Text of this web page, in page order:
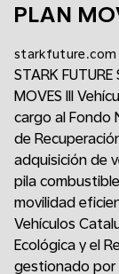
PLAN
starkfuture.com
STARK
MOVES III
cargo al Fondo
de
adquisición de
pila
movilidad
Vehículos
Ecológica y el
gestionado por